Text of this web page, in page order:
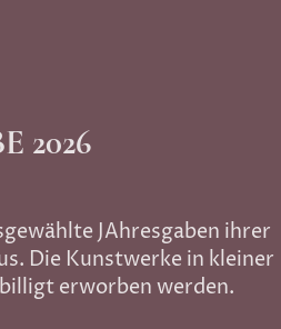
2026
JAhresgaben ihrer
Die Kunstwerke in kleiner
erworben werden.